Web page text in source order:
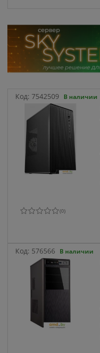
Код: 7542509 В наличии
(0)
Код: 576566 В наличии